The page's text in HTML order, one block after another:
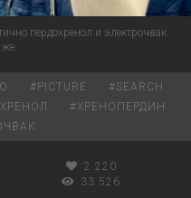
пердохренол и электрочвак
же.
# PICTURE #SEARCH
#ХРЕНОПЕРДИН
2 220
33 526